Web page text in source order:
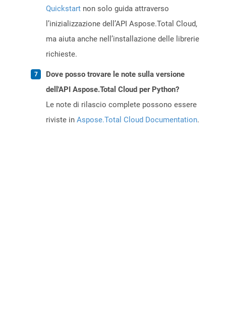
Quickstart non solo guida attraverso
l’inizializzazione dell’API Aspose.Total Cloud,
ma aiuta anche nell’installazione delle librerie
richieste.
Dove posso trovare le note sulla versione
dell'API Aspose.Total Cloud per Python?
Le note di rilascio complete possono essere
riviste in Aspose.Total Cloud Documentation.